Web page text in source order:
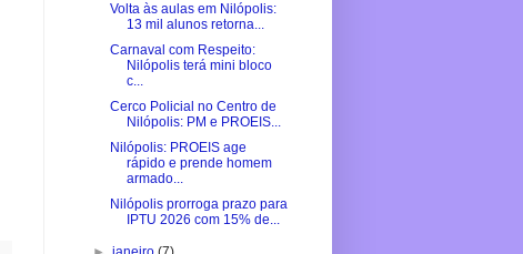
Volta às aulas em Nilópolis:
13 mil alunos retorna...
Carnaval com Respeito:
Nilópolis terá mini bloco
c...
Cerco Policial no Centro de
Nilópolis: PM e PROEIS...
Nilópolis: PROEIS age
rápido e prende homem
armado...
Nilópolis prorroga prazo para
IPTU 2026 com 15% de...